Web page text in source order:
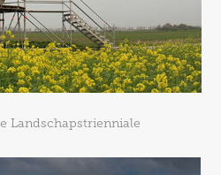
Landschapstrienniale